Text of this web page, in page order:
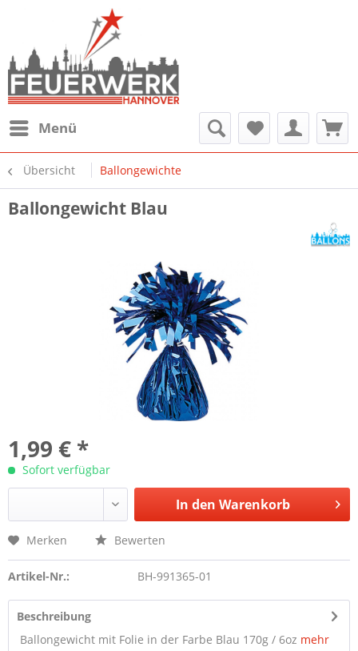
Menü
Übersicht Ballongewichte
Ballongewicht Blau
1,99 € *
Sofort verfügbar
In den Warenkorb
Merken Bewerten
Artikel-Nr.: BH-991365-01
Beschreibung
Ballongewicht mit Folie in der Farbe Blau 170g / 6oz mehr